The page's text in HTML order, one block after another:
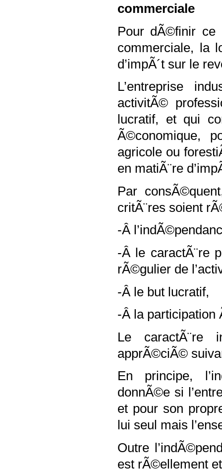
commerciale
Pour dÃ©finir ce
commerciale, la
d’impÃ´t sur le
L’entreprise
activitÃ©
lucratif, et qui
Ã©conomique,
agricole ou
en matiÃ¨re
Par
critÃ¨res soient
-Â
-Â le caractÃ¨re
rÃ©gulier de
-Â le but lucratif,
-Â la
Le caractÃ¨re
apprÃ©ciÃ©
En principe,
donnÃ©e si
et pour son
lui seul mais
Outre
est rÃ©ellement